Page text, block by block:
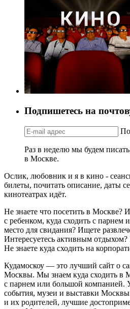
Подпишетесь на
Раз в неделю мы будем
в Москве.
Ослик, любовник и я в кино -
билеты, почитать описание, даты
кинотеатрах идёт.
Не знаете что посетить в Москве?
с ребенком, куда сходить с парнем
место для свидания? Ищете
Интересуетесь активным
Не знаете куда сходить на
Кудамоскоу — это лучший сайт о
Москвы. Мы знаем куда сходить в
с парнем или большой компанией.
события, музеи и выставки
и их родителей, лучшие